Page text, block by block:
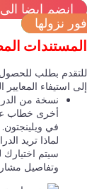
انضم ايضا الى
نزولها
بطلب للحصول على
استيفاء المعايير
نسخة من الدرجة
أخرى خطاب عرض
لماذا تريد
سيتم اختيارك
وتفاصيل